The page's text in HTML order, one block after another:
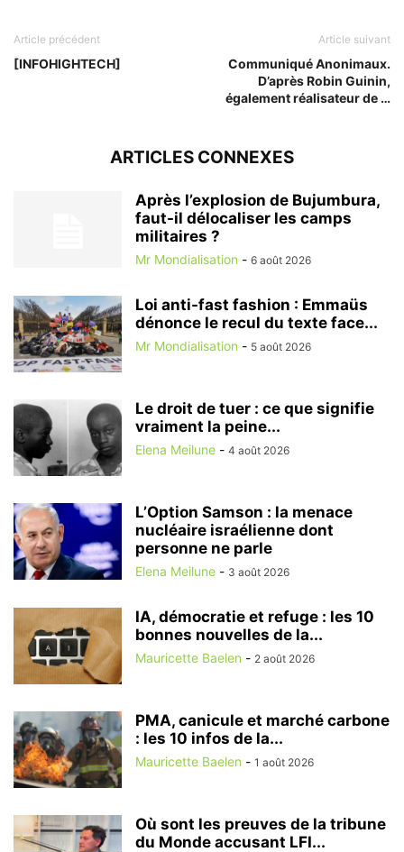
Article précédent
[INFOHIGHTECH]
Article suivant
Communiqué Anonimaux.
D’après Robin Guinin,
également réalisateur de …
ARTICLES CONNEXES
Après l’explosion de Bujumbura,
faut-il délocaliser les camps
militaires ?
Mr Mondialisation - 6 août 2026
Loi anti-fast fashion : Emmaüs
dénonce le recul du texte face...
Mr Mondialisation - 5 août 2026
Le droit de tuer : ce que signifie
vraiment la peine...
Elena Meilune - 4 août 2026
L’Option Samson : la menace
nucléaire israélienne dont
personne ne parle
Elena Meilune - 3 août 2026
IA, démocratie et refuge : les 10
bonnes nouvelles de la...
Mauricette Baelen - 2 août 2026
PMA, canicule et marché carbone
: les 10 infos de la...
Mauricette Baelen - 1 août 2026
Où sont les preuves de la tribune
du Monde accusant LFI...